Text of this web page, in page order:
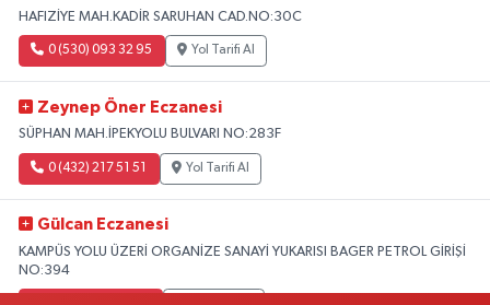
HAFIZİYE MAH.KADİR SARUHAN CAD.NO:30C
0 (530) 093 32 95 Yol Tarifi Al
Zeynep Öner Eczanesi
SÜPHAN MAH.İPEKYOLU BULVARI NO:283F
0 (432) 217 51 51 Yol Tarifi Al
Gülcan Eczanesi
KAMPÜS YOLU ÜZERİ ORGANİZE SANAYİ YUKARISI BAGER PETROL GİRİŞİ
NO:394